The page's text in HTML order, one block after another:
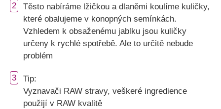
2
Těsto nabíráme lžičkou a dlaněmi koulíme kuličky,
které obalujeme v konopných semínkách.
Vzhledem k obsaženému jablku jsou kuličky
určeny k rychlé spotřebě. Ale to určitě nebude
problém
3
Tip:
Vyznavači RAW stravy, veškeré ingredience
použijí v RAW kvalitě